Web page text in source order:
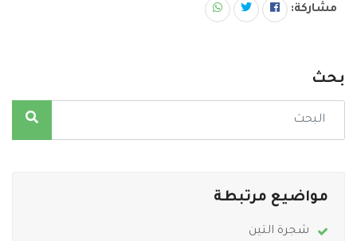
مشاركة:
بحث
مواضيع مرتبطة
شجرة التين